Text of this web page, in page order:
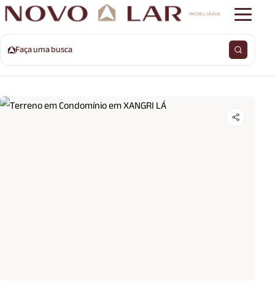
Faça uma busca